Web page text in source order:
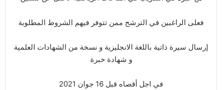
فعلى الراغبين في الترشح ممن تتوفر فيهم الشروط المطلوبة
إرسال سيرة ذاتية باللغة الانجليزية و نسخة من الشهادات العلمية
و شهادة خبرة
في اجل أقصاه قبل 16 جوان 2021